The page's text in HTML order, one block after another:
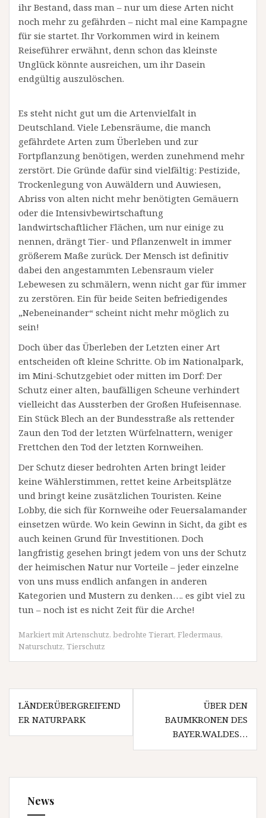
ihr Bestand, dass man – nur um diese Arten nicht
noch mehr zu gefährden – nicht mal eine Kampagne
für sie startet. Ihr Vorkommen wird in keinem
Reiseführer erwähnt, denn schon das kleinste
Unglück könnte ausreichen, um ihr Dasein
endgültig auszulöschen.
Es steht nicht gut um die Artenvielfalt in
Deutschland. Viele Lebensräume, die manch
gefährdete Arten zum Überleben und zur
Fortpflanzung benötigen, werden zunehmend mehr
zerstört. Die Gründe dafür sind vielfältig: Pestizide,
Trockenlegung von Auwäldern und Auwiesen,
Abriss von alten nicht mehr benötigten Gemäuern
oder die Intensivbewirtschaftung
landwirtschaftlicher Flächen, um nur einige zu
nennen, drängt Tier- und Pflanzenwelt in immer
größerem Maße zurück. Der Mensch ist definitiv
dabei den angestammten Lebensraum vieler
Lebewesen zu schmälern, wenn nicht gar für immer
zu zerstören. Ein für beide Seiten befriedigendes
„Nebeneinander“ scheint nicht mehr möglich zu
sein!
Doch über das Überleben der Letzten einer Art
entscheiden oft kleine Schritte. Ob im Nationalpark,
im Mini-Schutzgebiet oder mitten im Dorf: Der
Schutz einer alten, baufälligen Scheune verhindert
vielleicht das Aussterben der Großen Hufeisennase.
Ein Stück Blech an der Bundesstraße als rettender
Zaun den Tod der letzten Würfelnattern, weniger
Frettchen den Tod der letzten Kornweihen.
Der Schutz dieser bedrohten Arten bringt leider
keine Wählerstimmen, rettet keine Arbeitsplätze
und bringt keine zusätzlichen Touristen. Keine
Lobby, die sich für Kornweihe oder Feuersalamander
einsetzen würde. Wo kein Gewinn in Sicht, da gibt es
auch keinen Grund für Investitionen. Doch
langfristig gesehen bringt jedem von uns der Schutz
der heimischen Natur nur Vorteile – jeder einzelne
von uns muss endlich anfangen in anderen
Kategorien und Mustern zu denken…. es gibt viel zu
tun – noch ist es nicht Zeit für die Arche!
Markiert mitArtenschutz, bedrohte Tierart, Fledermaus,
Naturschutz, Tierschutz
Beitragsnavigation
LÄNDERÜBERGREIFEND
ER NATURPARK
ÜBER DEN
BAUMKRONEN DES
BAYER.WALDES…
News